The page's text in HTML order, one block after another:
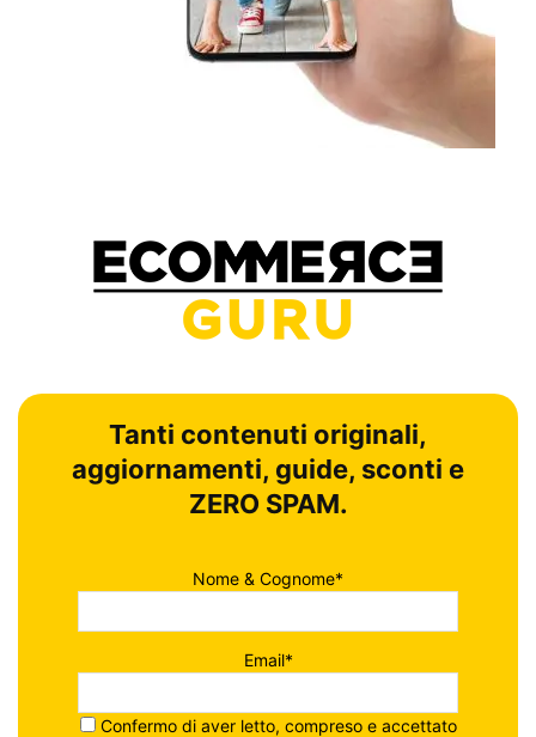
Tanti contenuti originali,
aggiornamenti, guide, sconti e
ZERO SPAM.
Nome & Cognome*
Email*
Confermo di aver letto, compreso e accettato